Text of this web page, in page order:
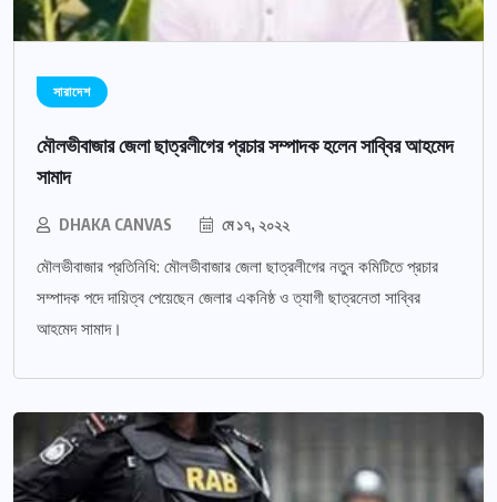
সারাদেশ
মৌলভীবাজার জেলা ছাত্রলীগের প্রচার সম্পাদক হলেন সাব্বির আহমেদ
সামাদ
DHAKA CANVAS মে ১৭, ২০২২
মৌলভীবাজার প্রতিনিধি: মৌলভীবাজার জেলা ছাত্রলীগের নতুন কমিটিতে প্রচার
সম্পাদক পদে দায়িত্ব পেয়েছেন জেলার একনিষ্ঠ ও ত্যাগী ছাত্রনেতা সাব্বির
আহমেদ সামাদ।